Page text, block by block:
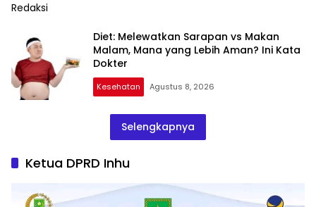
Redaksi
Diet: Melewatkan Sarapan vs Makan
Malam, Mana yang Lebih Aman? Ini Kata
Dokter
Kesehatan Agustus 8, 2026
Selengkapnya
Ketua DPRD Inhu